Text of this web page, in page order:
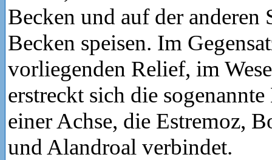
Becken und auf der anderen
Becken speisen. Im
vorliegenden Relief, im
erstreckt sich die
einer Achse, die Estremoz,
und Alandroal verbindet.